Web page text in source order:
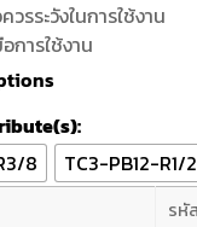
รระวังในการใช้งาน
การใช้งาน
8
TC3-PB12-R1/2
รหั